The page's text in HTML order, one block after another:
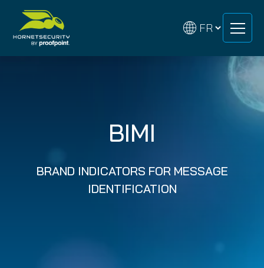
content
content
BIMI
BRAND INDICATORS FOR MESSAGE
IDENTIFICATION